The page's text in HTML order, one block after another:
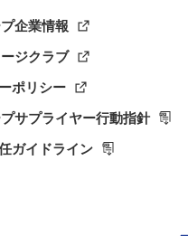
企業情報
ジクラブ
ポリシー
サプライヤー行動指針
ガイドライン